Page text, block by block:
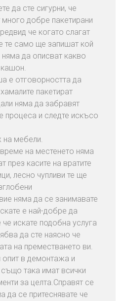
да сте сигурни, че
добре пакетирани
че когато слагат
те само ще запишат кой
да описват какво
е отговорността да
пакетират
няма да забравят
процеса и следте искъсо
мебели.
на местенето няма
през касите на вратите
лесно чупливи те ще
няма да се занимавате
е най-добре да
искате подобна услуга
да сте наясно че
на преместването ви.
в демонтажа и
така имат всички
за целта.Справят се
да се притеснявате че